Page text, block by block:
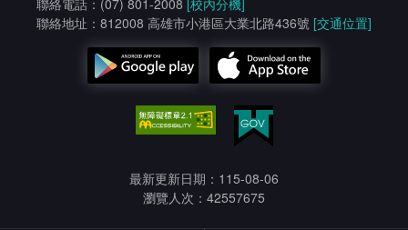
聯絡電話：(07) 801-2008 [校內分機]
聯絡地址：812008 高雄市小港區大業北路436號 [交通位置]
最新更新日期：115-08-06
瀏覽人次：42557675